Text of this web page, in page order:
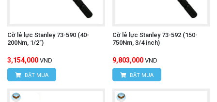
Cờ lê lực Stanley 73-590 (40-
200Nm, 1/2”)
3,154,000 VND
ĐẶT MUA
Cờ lê lực Stanley 73-592 (150-
750Nm, 3/4 inch)
9,803,000 VND
ĐẶT MUA